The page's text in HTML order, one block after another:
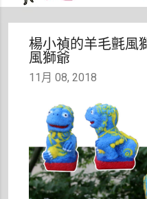
楊小禎的羊毛氈風
風獅爺
11月 08, 2018